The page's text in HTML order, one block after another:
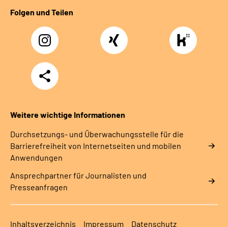
Folgen und Teilen
Instagram Xing
https://
rentenversicherung-
nordbayern6
Teilen
Weitere wichtige Informationen
Durchsetzungs- und Überwachungsstelle für die
Barrierefreiheit von Internetseiten und mobilen
Anwendungen
Ansprechpartner für Journalisten und
Presseanfragen
Inhaltsverzeichnis Impressum Datenschutz